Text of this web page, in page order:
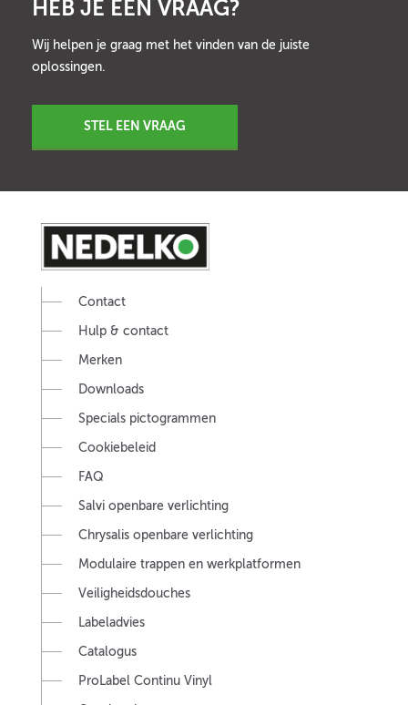
HEB JE EEN VRAAG?
Wij helpen je graag met het vinden van de juiste
oplossingen.
STEL EEN VRAAG
Contact
Hulp & contact
Merken
Downloads
Specials pictogrammen
Cookiebeleid
FAQ
Salvi openbare verlichting
Chrysalis openbare verlichting
Modulaire trappen en werkplatformen
Veiligheidsdouches
Labeladvies
Catalogus
ProLabel Continu Vinyl